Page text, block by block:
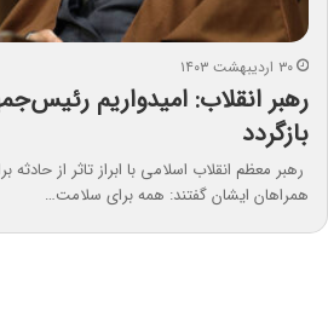
۳۰ اردیبهشت ۱۴۰۳
رهبر انقلاب: امیدواریم
بازگردد
رهبر معظم انقلاب اسلامی با ابراز تاثر از
همراهان ایشان گفتند: همه برای سلامت…